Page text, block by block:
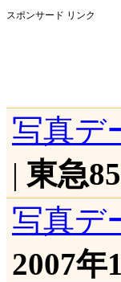
スポンサード リンク
写真デ
| 東急
写真デ
2007年